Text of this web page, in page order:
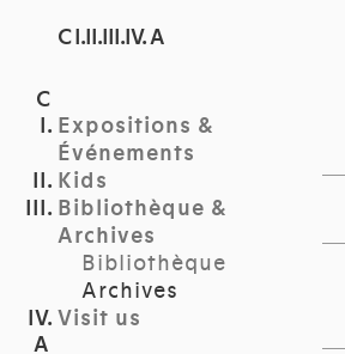
C I.II.III.IV. A
Expositions &
Événements
Kids
Bibliothèque &
Archives
Bibliothèque
Archives
Visit us